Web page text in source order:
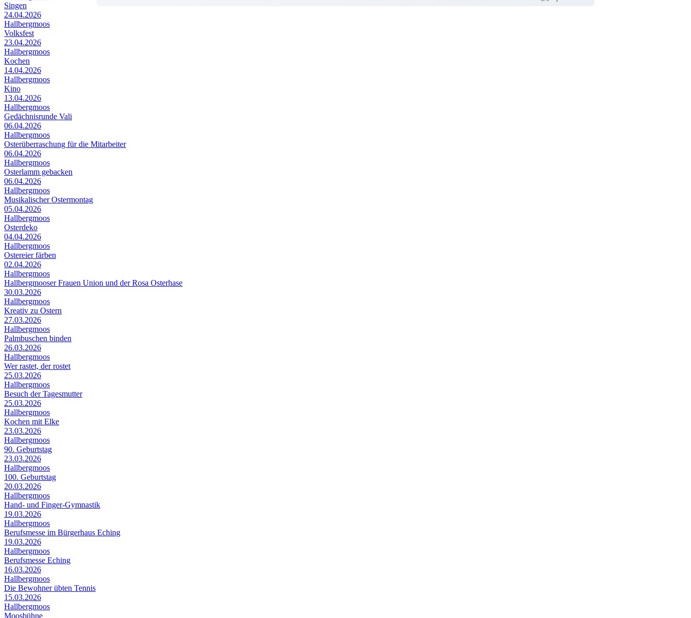
Singen
24.04.2026
Hallbergmoos
Volksfest
23.04.2026
Hallbergmoos
Kochen
14.04.2026
Hallbergmoos
Kino
13.04.2026
Hallbergmoos
Gedächnisrunde Vali
06.04.2026
Hallbergmoos
Osterüberraschung für die Mitarbeiter
06.04.2026
Hallbergmoos
Osterlamm gebacken
06.04.2026
Hallbergmoos
Musikalischer Ostermontag
05.04.2026
Hallbergmoos
Osterdeko
04.04.2026
Hallbergmoos
Ostereier färben
02.04.2026
Hallbergmoos
Hallbergmooser Frauen Union und der Rosa Osterhase
30.03.2026
Hallbergmoos
Kreativ zu Ostern
27.03.2026
Hallbergmoos
Palmbuschen binden
26.03.2026
Hallbergmoos
Wer rastet, der rostet
25.03.2026
Hallbergmoos
Besuch der Tagesmutter
25.03.2026
Hallbergmoos
Kochen mit Elke
23.03.2026
Hallbergmoos
90. Geburtstag
23.03.2026
Hallbergmoos
100. Geburtstag
20.03.2026
Hallbergmoos
Hand- und Finger-Gymnastik
19.03.2026
Hallbergmoos
Berufsmesse im Bürgerhaus Eching
19.03.2026
Hallbergmoos
Berufsmesse Eching
16.03.2026
Hallbergmoos
Die Bewohner übten Tennis
15.03.2026
Hallbergmoos
Moosbühne